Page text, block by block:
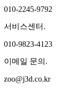
010-2245-9792
서비스센터.
010-9823-4123
이메일 문의.
zoo@j3d.co.kr